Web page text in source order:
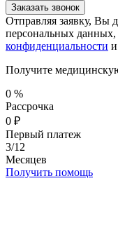
Заказать звонок
Отправляя заявку, Вы
персональных
конфиденциальности и
Получите
0 %
Рассрочка
0 ₽
Первый платеж
3/12
Месяцев
Получить помощь